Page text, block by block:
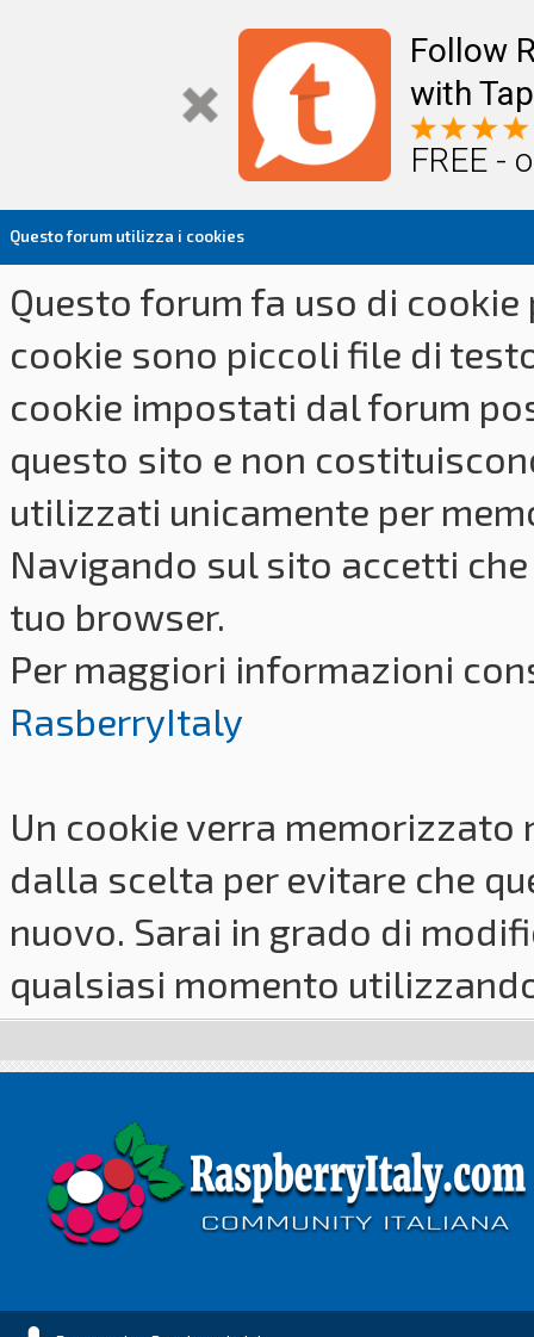
Follow
with
FREE -
Questo forum utilizza i cookies
Questo forum fa uso di
cookie sono piccoli file di
cookie impostati dal forum
questo sito e non
utilizzati unicamente per
Navigando sul sito accetti
tuo browser.
Per maggiori informazioni
RasberryItaly
Un cookie verra
dalla scelta per evitare che
nuovo. Sarai in grado di
qualsiasi momento